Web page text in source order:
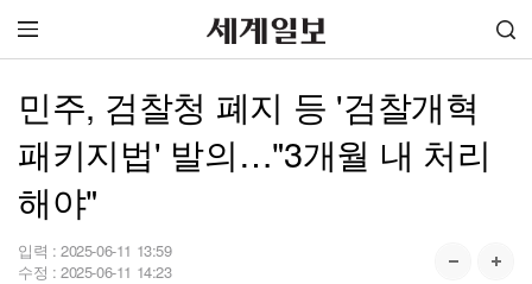
민주, 검찰청 폐지 등 '검찰개혁
패키지법' 발의…"3개월 내 처리
해야"
입력 : 2025-06-11 13:59
수정 : 2025-06-11 14:23